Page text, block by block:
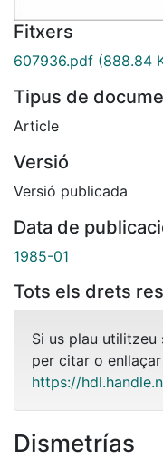
Fitxers
607936.pdf (888.84
Tipus de
Article
Versió
Versió publicada
Data de
1985-01
Tots els drets
Si us plau
per citar o
https://
Dismetrías